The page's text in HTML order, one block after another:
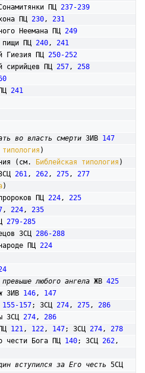
ПЦ
237-239
ПЦ
230, 231
Неемана ПЦ
249
пищи ПЦ
240, 241
Гиезия ПЦ
250-252
сирийцев ПЦ
257, 258
241
во власть смерти 3ИВ 147
)
(см.
Библейская типология )
261, 262, 275, 277
)
ПЦ
224, 225
, 224, 235
279-285
3СЦ
286-288
ПЦ
224
превыше любого ангела ЖВ 425
3ИВ 146, 147
155-157; 3СЦ 274, 275, 286
3СЦ
274, 286
121, 122, 147; 3СЦ 274, 278
о чести Бога ПЦ
140; 3СЦ 262
вступился за Его честь